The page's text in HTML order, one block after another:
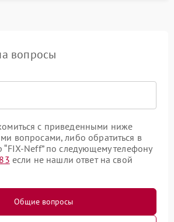
вопросы
с приведенными ниже
вопросами, либо обратиться в
“FIX-Neff” по следующему телефону
если не нашли ответ на свой
Общие вопросы